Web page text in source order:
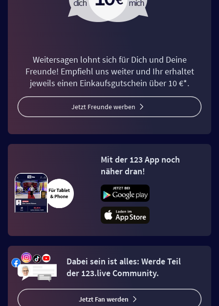
Weitersagen lohnt sich für Dich und Deine
Freunde! Empfiehl uns weiter und Ihr erhaltet
jeweils einen Einkaufsgutschein über 10 €*.
Jetzt Freunde werben
Mit der 123 App noch
näher dran!
Dabei sein ist alles: Werde Teil
der 123.live Community.
Jetzt Fan werden